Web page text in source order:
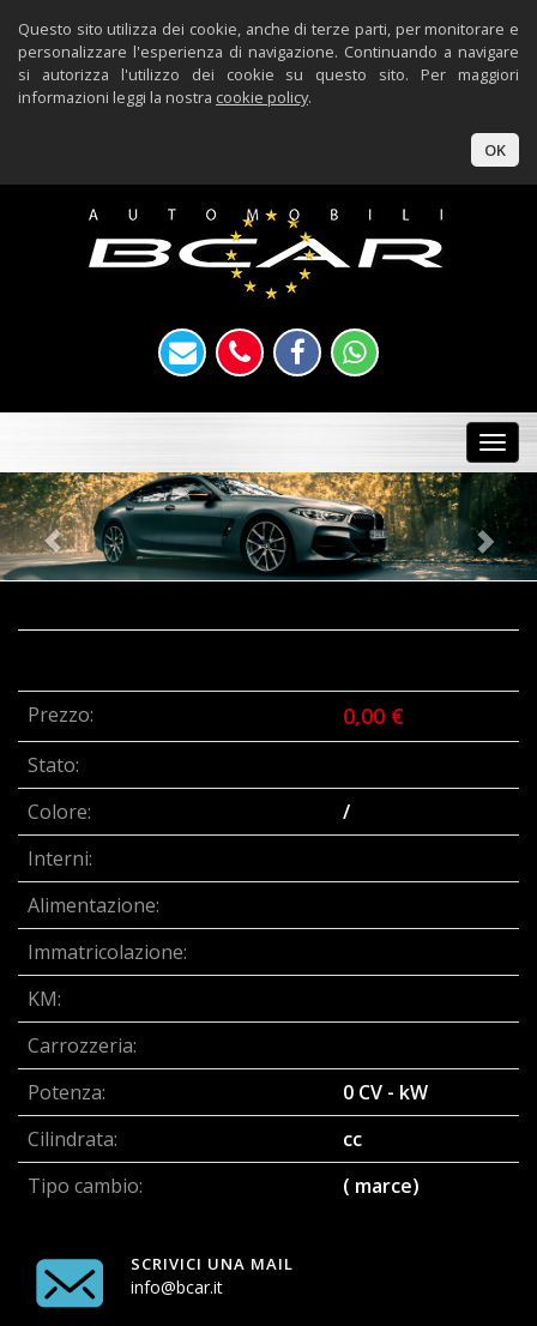
Questo sito utilizza dei cookie, anche di terze parti, per monitorare e
personalizzare l'esperienza di navigazione. Continuando a navigare
si autorizza l'utilizzo dei cookie su questo sito. Per maggiori
informazioni leggi la nostra cookie policy.
OK
Previous
Prezzo: 0,00 €
Stato:
Colore:
/
Interni:
Alimentazione:
Immatricolazione:
KM:
Carrozzeria:
Potenza:
0 CV - kW
Cilindrata:
cc
Tipo cambio:
( marce)
SCRIVICI UNA MAIL
info@bcar.it